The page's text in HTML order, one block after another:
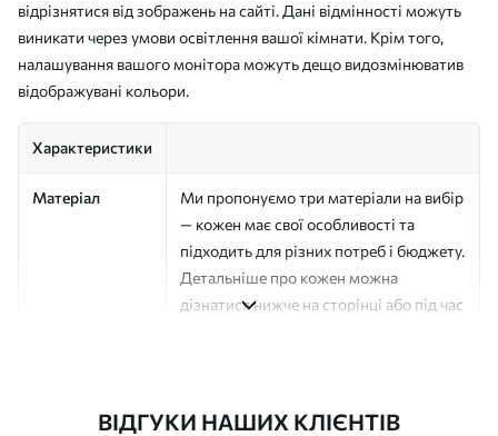
відрізнятися від зображень на сайті. Дані відмінності можуть
виникати через умови освітлення вашої кімнати. Крім того,
налашування вашого монітора можуть дещо видозмінюватив
відображувані кольори.
Характеристики
Матеріал
Ми пропонуємо три матеріали на вибір
— кожен має свої особливості та
підходить для різних потреб і бюджету.
Детальніше про кожен можна
дізнатися нижче на сторінці або під час
Номер артикулу a01179
ВІДГУКИ НАШИХ КЛІЄНТІВ